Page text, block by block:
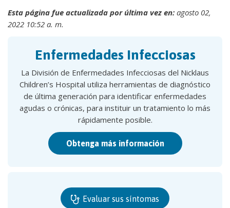
Esta página fue actualizada por última vez en: agosto 02,
2022 10:52 a. m.
Enfermedades Infecciosas
La División de Enfermedades Infecciosas del Nicklaus
Children’s Hospital utiliza herramientas de diagnóstico
de última generación para identificar enfermedades
agudas o crónicas, para instituir un tratamiento lo más
rápidamente posible.
Obtenga más información
Evaluar sus síntomas